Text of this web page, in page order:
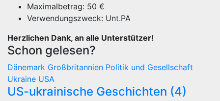
Maximalbetrag: 50 €
Verwendungszweck: Unt.PA
Herzlichen Dank, an alle Unterstützer!
Schon gelesen?
Dänemark Großbritannien Politik und Gesellschaft
Ukraine USA
US-ukrainische Geschichten (4)